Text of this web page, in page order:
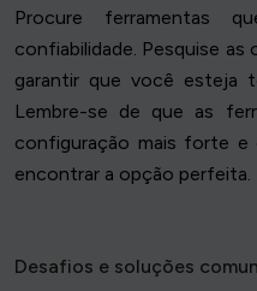
Procure ferramentas
confiabilidade. Pesquise as
garantir que você esteja
Lembre-se de que as
configuração mais forte e
encontrar a opção perfeita.
Desafios e soluções